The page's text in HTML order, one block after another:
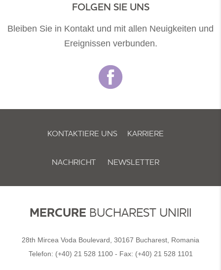
FOLGEN SIE UNS
Bleiben Sie in Kontakt und mit allen Neuigkeiten und
Ereignissen verbunden.
KONTAKTIERE UNS KARRIERE
NACHRICHT NEWSLETTER
MERCURE BUCHAREST UNIRII
28th Mircea Voda Boulevard, 30167 Bucharest, Romania
Telefon: (+40) 21 528 1100- Fax: (+40) 21 528 1101